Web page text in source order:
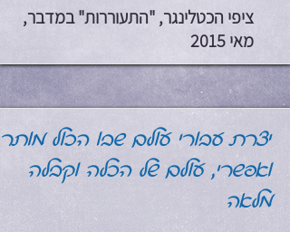
ציפי הכטלינגר, "התעוררות" במדבר,
מאי 2015
יצרת עבורי עולם שבו הכול מותר
ואפשרי, עולם של הכלה וקבלה
מלאה